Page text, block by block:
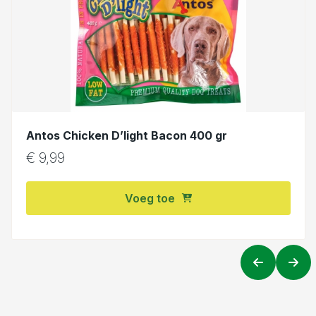
Antos Chicken D’light Bacon 400 gr
€ 9,99
Voeg toe